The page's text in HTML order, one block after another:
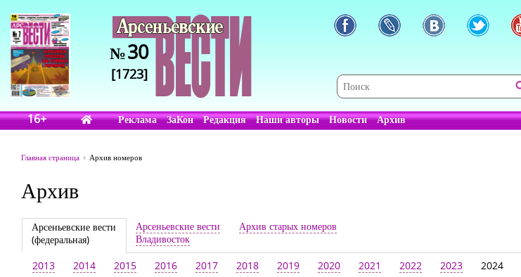
№30
[1723]
16+ Реклама ЗаКон Редакция Наши авторы Новости Архив
Главная страница Архив номеров
Архив
Арсеньевские вести
(федеральная)
Арсеньевские вести
Владивосток
Архив старых номеров
2013 2014 2015 2016 2017 2018 2019 2020 2021 2022 2023 2024